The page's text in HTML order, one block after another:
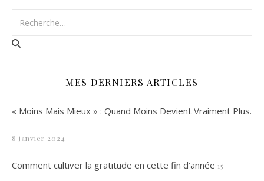
MES DERNIERS ARTICLES
« Moins Mais Mieux » : Quand Moins Devient Vraiment Plus.
8 janvier 2024
Comment cultiver la gratitude en cette fin d’année 15